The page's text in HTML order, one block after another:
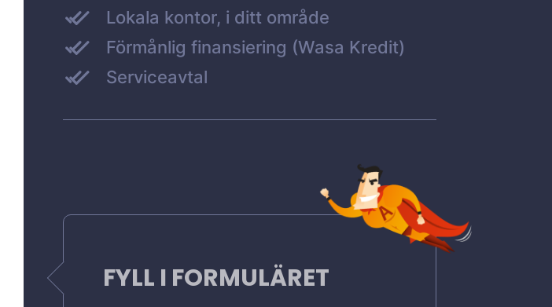
Lokala kontor, i ditt område
Förmånlig finansiering (Wasa Kredit)
Serviceavtal
FYLL I FORMULÄRET